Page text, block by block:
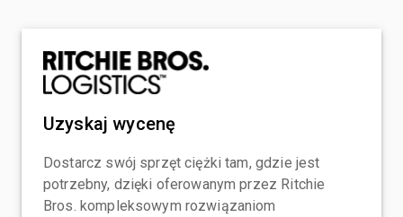
Uzyskaj wycenę
Dostarcz swój sprzęt ciężki tam, gdzie jest
potrzebny, dzięki oferowanym przez Ritchie
Bros. kompleksowym rozwiązaniom